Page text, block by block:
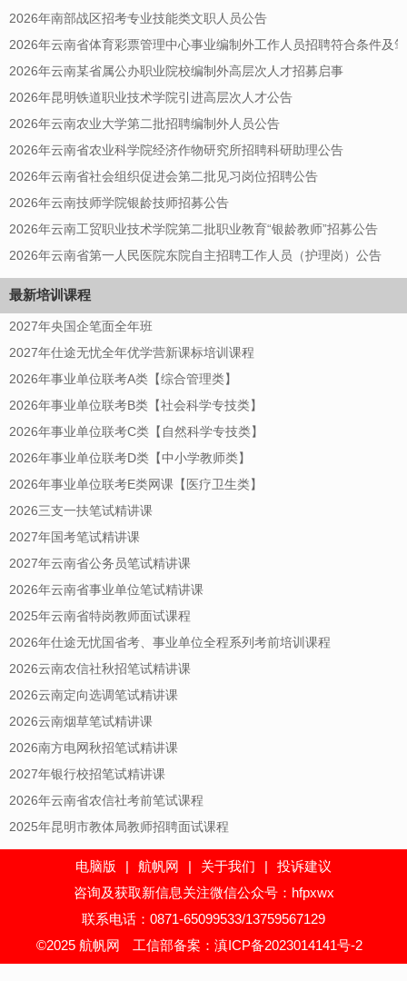
2026年南部战区招考专业技能类文职人员公告
2026年云南省体育彩票管理中心事业编制外工作人员招聘符合条件及
2026年云南某省属公办职业院校编制外高层次人才招募启事
2026年昆明铁道职业技术学院引进高层次人才公告
2026年云南农业大学第二批招聘编制外人员公告
2026年云南省农业科学院经济作物研究所招聘科研助理公告
2026年云南省社会组织促进会第二批见习岗位招聘公告
2026年云南技师学院银龄技师招募公告
2026年云南工贸职业技术学院第二批职业教育“银龄教师”招募公告
2026年云南省第一人民医院东院自主招聘工作人员（护理岗）公告
最新培训课程
2027年央国企笔面全年班
2027年仕途无忧全年优学营新课标培训课程
2026年事业单位联考A类【综合管理类】
2026年事业单位联考B类【社会科学专技类】
2026年事业单位联考C类【自然科学专技类】
2026年事业单位联考D类【中小学教师类】
2026年事业单位联考E类网课【医疗卫生类】
2026三支一扶笔试精讲课
2027年国考笔试精讲课
2027年云南省公务员笔试精讲课
2026年云南省事业单位笔试精讲课
2025年云南省特岗教师面试课程
2026年仕途无忧国省考、事业单位全程系列考前培训课程
2026云南农信社秋招笔试精讲课
2026云南定向选调笔试精讲课
2026云南烟草笔试精讲课
2026南方电网秋招笔试精讲课
2027年银行校招笔试精讲课
2026年云南省农信社考前笔试课程
2025年昆明市教体局教师招聘面试课程
电脑版 | 航帆网 | 关于我们 |
投诉建议
咨询及获取新信息关注微信公众号：hfpxwx
联系电话：0871-65099533/13759567129
©2025 航帆网
工信部备案：滇ICP备2023014141号-2